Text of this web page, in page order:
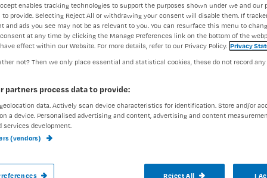
Auteur:Francine Aarts4 oktober
Eén op de vier patiënten die met
aanbevelingen géén laxantia daarbij.
enables tracking technologies to support the purposes shown under we and our
to provide. Selecting Reject All or withdrawing your consent will disable them. If
and ads you see may not be as relevant to you. You can resurface this menu to
at any time by clicking the Manage Preferences link on the bottom of the
effect within our Website. For more details, refer to our Privacy Policy. Privacy
not? Then we only place essential and statistical cookies, these do not record
partners process data to provide:
data. Actively scan device characteristics for identification. Store and/or
a device. Personalised advertising and content, advertising and content
services development.
(vendors)
Reject All I